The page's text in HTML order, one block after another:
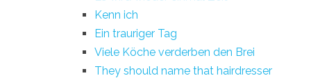
Kenn ich
Ein trauriger Tag
Viele Köche verderben den Brei
They should name that hairdresser